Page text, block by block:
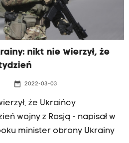
nikt nie wierzył, że
date_range 2022-03-03
że Ukraińcy
wojny z Rosją - napisał w
minister obrony Ukrainy